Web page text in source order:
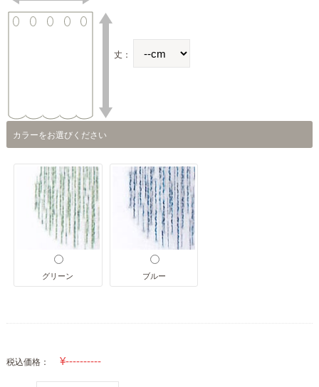
丈：
カラーをお選びください
グリーン ブルー
税込価格：